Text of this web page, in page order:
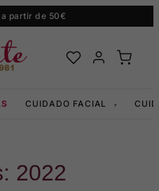
partir de 50€
CUIDADO FACIAL ▾
2022